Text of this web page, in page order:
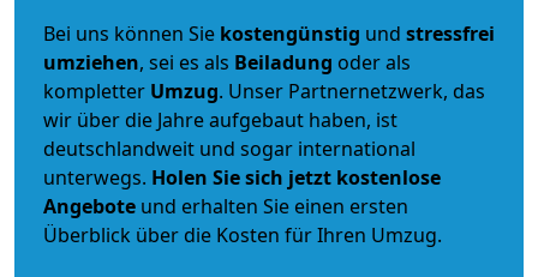
Bei uns können Sie kostengünstig und stressfrei
umziehen, sei es als Beiladung oder als
kompletter Umzug. Unser Partnernetzwerk, das
wir über die Jahre aufgebaut haben, ist
deutschlandweit und sogar international
unterwegs. Holen Sie sich jetzt kostenlose
Angebote und erhalten Sie einen ersten
Überblick über die Kosten für Ihren Umzug.